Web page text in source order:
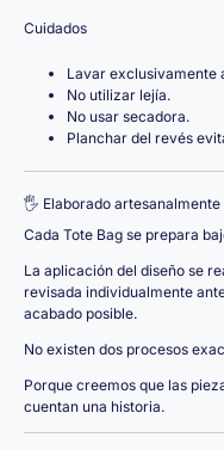
Cuidados
Lavar exclusivamente
No utilizar lejía.
No usar secadora.
Planchar del revés
🖐️ Elaborado artesanalmente
Cada Tote Bag se prepara
La aplicación del diseño se
revisada individualmente
acabado posible.
No existen dos procesos
Porque creemos que las
cuentan una historia.